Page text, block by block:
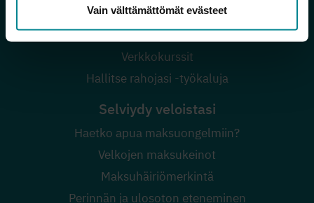
Vain välttämättömät evästeet
Säästä tulevaan
Harkitsetko lainan ottamista?
Verkkokurssit
Hallitse rahojasi -työkaluja
Selviydy veloistasi
Haetko apua maksuongelmiin?
Velkojen maksukeinot
Maksuhäiriömerkintä
Perinnän ja ulosoton eteneminen